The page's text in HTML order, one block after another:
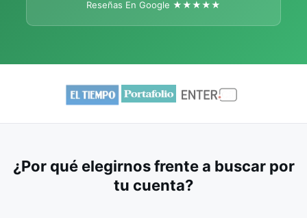
Reseñas En Google ★★★★★
¿Por qué elegirnos frente a buscar por
tu cuenta?